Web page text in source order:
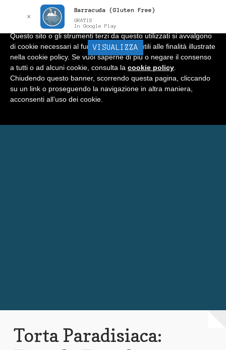
BARRACUDA Menu
Home
Negozio
Torta Paradisiaca:
✕
Barracuda (Gluten Free)
GRATIS
In Google Play
VISUALIZZA
Informativa
Questo sito o gli strumenti terzi da questo utilizzati si avvalgono
di cookie necessari al funzionamento ed utili alle finalità illustrate
nella cookie policy. Se vuoi saperne di più o negare il consenso
a tutti o ad alcuni cookie, consulta la cookie policy
Chiudendo questo banner, scorrendo questa pagina, cliccando
su un link o proseguendo la navigazione in altra maniera,
acconsenti all’uso dei cookie.